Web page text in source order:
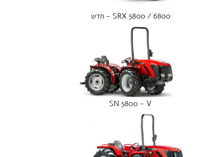
SRX 5800 / 6800 - חדש
SN 5800 - V